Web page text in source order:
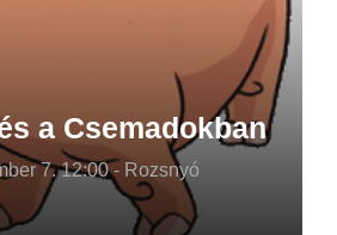
a Csemadokban
7. 12:00 - Rozsnyó